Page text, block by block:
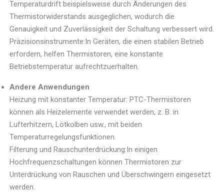
Temperaturdrift beispielsweise durch Änderungen des
Thermistorwiderstands ausgeglichen, wodurch die
Genauigkeit und Zuverlässigkeit der Schaltung verbessert wird.
Präzisionsinstrumente:In Geräten, die einen stabilen Betrieb
erfordern, helfen Thermistoren, eine konstante
Betriebstemperatur aufrechtzuerhalten.
Andere Anwendungen
Heizung mit konstanter Temperatur: PTC-Thermistoren
können als Heizelemente verwendet werden, z. B. in
Lufterhitzern, Lötkolben usw., mit beiden
Temperaturregelungsfunktionen.
Filterung und Rauschunterdrückung:In einigen
Hochfrequenzschaltungen können Thermistoren zur
Unterdrückung von Rauschen und Überschwingern eingesetzt
werden.